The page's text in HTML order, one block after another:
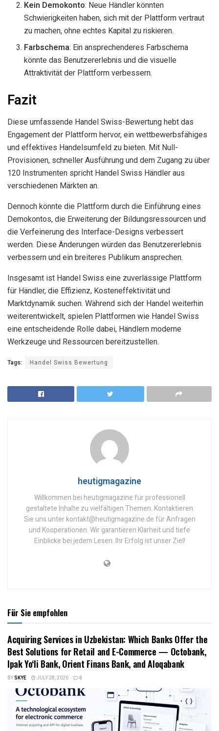
Kein Demokonto: Neue Händler könnten
Schwierigkeiten haben, sich mit der Plattform vertraut
zu machen, ohne echtes Kapital zu riskieren.
Farbschema: Ein ansprechenderes Farbschema
könnte das Benutzererlebnis und die visuelle
Attraktivität der Plattform verbessern.
Fazit
Diese umfassende Handel Swiss-Bewertung hebt das
Engagement der Plattform hervor, ein wettbewerbsfähiges
und effektives Handelsumfeld zu bieten. Mit Null-
Provisionen, schneller Ausführung und dem Zugang zu über
120 Instrumenten spricht Handel Swiss Händler aus
verschiedenen Märkten an.
Dennoch könnte die Plattform durch die Einführung eines
Demokontos, die Erweiterung der Bildungsressourcen und
die Verfeinerung des Interface-Designs verbessert
werden. Diese Änderungen würden das Benutzererlebnis
verbessern und ein breiteres Publikum ansprechen.
Insgesamt ist Handel Swiss eine zuverlässige Plattform
für Händler, die Effizienz, Kosteneffektivität und
Marktdynamik suchen. Während sich der Handel weiterhin
weiterentwickelt, spielen Plattformen wie Handel Swiss
eine entscheidende Rolle dabei, Händlern moderne
Werkzeuge und Ressourcen bereitzustellen.
Tags: Handel Swiss Bewertung
heutigmagazine
Willkommen bei heutigmagazine für professionell
gestaltete Inhalte zu vielfältigen Themen. Kontaktieren
Sie uns unter kontakt@heutigmagazine.de für Anfragen
und Kooperationen. Wir garantieren Klarheit und tiefe
Einblicke bei jedem Lesen. Ihr Erfolg ist unser Ziel!
Für Sie empfohlen
Acquiring Services in Uzbekistan: Which Banks Offer the
Best Solutions for Retail and E-Commerce — Octobank,
Ipak Yo‘li Bank, Orient Finans Bank, and Aloqabank
BYSKYE JULY 28, 2026 0